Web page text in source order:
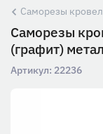
Саморезы
Саморезы
(графит)
Артикул: 22236